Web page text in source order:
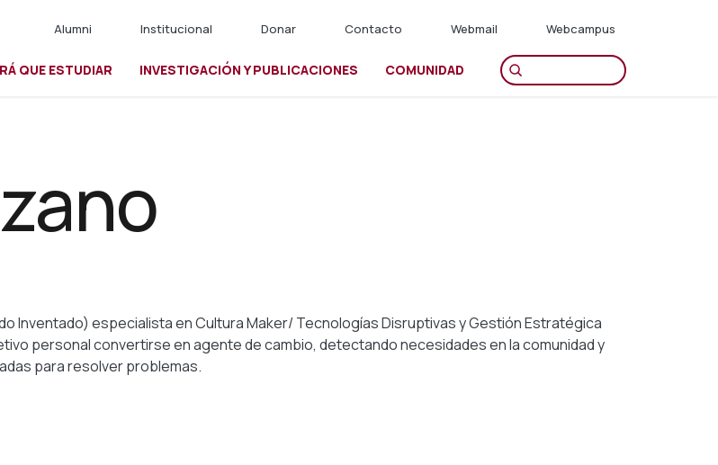
Alumni Institucional Donar Contacto Webmail Webcampus
QUE ESTUDIAR INVESTIGACIÓN Y PUBLICACIONES COMUNIDAD
Inventado) especialista en Cultura Maker/ Tecnologías Disruptivas y Gestión Estratégica
personal convertirse en agente de cambio, detectando necesidades en la comunidad y
para resolver problemas.